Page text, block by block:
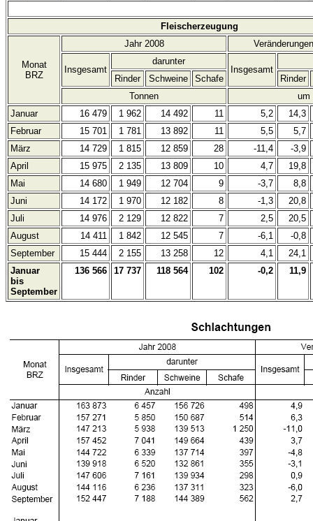
Fleischerzeugung
Monat
BRZ
Jahr 2008
Insgesamt
darunter
Insgesamt
Rinder
Schweine Schafe
Rinder
Tonnen
um
Januar
16 479 1 962 14 492 11 5,2
14,3
Februar
15 701 1 781 13 892 11 5,5
5,7
März
14 729 1 815 12 859 28 -11,4
-3,9
April
15 975 2 135 13 809 10 4,7
19,8
Mai
14 680 1 949 12 704 9 -3,7
8,8
Juni
14 172 1 970 12 182 8 -1,3
20,8
Juli
14 976 2 129 12 822 7 2,5
20,5
August
14 411 1 842 12 545 7 -6,1
-0,8
September
15 444 2 155 13 258 12 4,1
24,1
Januar
bis
September
136 566 17 737 118 564 102 -0,2 11,9